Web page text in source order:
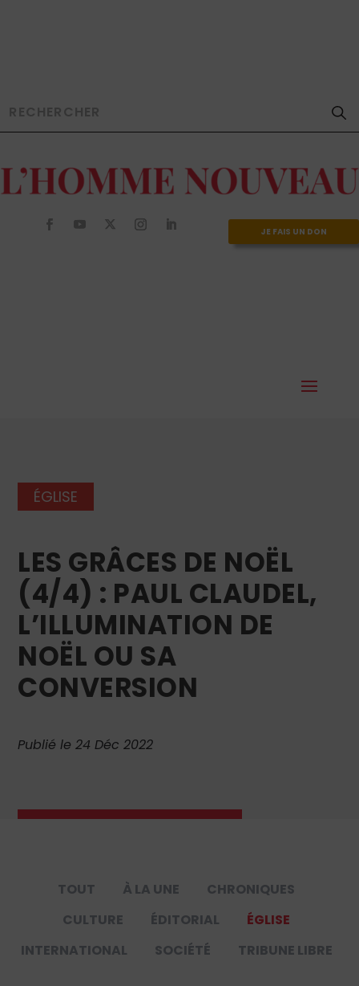
JE FAIS UN DON
ÉGLISE
LES GRÂCES DE NOËL
(4/4) : PAUL CLAUDEL,
L’ILLUMINATION DE
NOËL OU SA
CONVERSION
Publié le 24 Déc 2022
TOUT À LA UNE
CHRONIQUES
CULTURE
ÉDITORIAL
ÉGLISE
INTERNATIONAL
SOCIÉTÉ TRIBUNE LIBRE